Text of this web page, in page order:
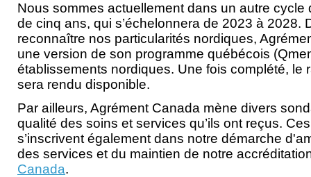
Nous sommes actuellement dans un autre cycle
de cinq ans, qui s’échelonnera de 2023 à 2028.
reconnaître nos particularités nordiques,
une version de son programme québécois
établissements nordiques. Une fois complété, le
sera rendu disponible.
Par ailleurs, Agrément Canada mène divers
qualité des soins et services qu’ils ont reçus.
s’inscrivent également dans notre démarche
des services et du maintien de notre
Canada.